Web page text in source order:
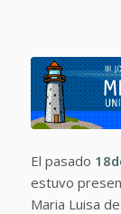
El pasado
estuvo
Maria Luisa